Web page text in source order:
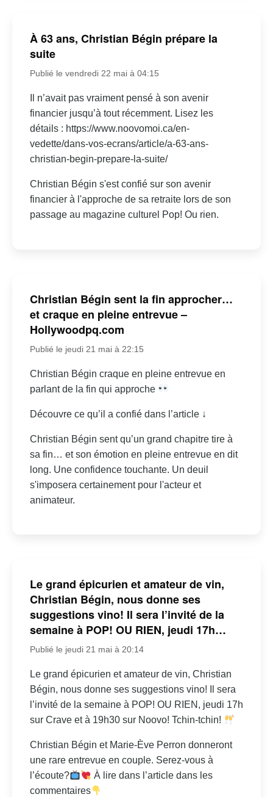
À 63 ans, Christian Bégin prépare la
suite
Publié le vendredi 22 mai à 04:15
Il n’avait pas vraiment pensé à son avenir
financier jusqu’à tout récemment. Lisez les
détails : https://www.noovomoi.ca/en-
vedette/dans-vos-ecrans/article/a-63-ans-
christian-begin-prepare-la-suite/
Christian Bégin s'est confié sur son avenir
financier à l'approche de sa retraite lors de son
passage au magazine culturel Pop! Ou rien.
Christian Bégin sent la fin approcher…
et craque en pleine entrevue –
Hollywoodpq.com
Publié le jeudi 21 mai à 22:15
Christian Bégin craque en pleine entrevue en
parlant de la fin qui approche
Découvre ce qu’il a confié dans l’article ↓
Christian Bégin sent qu’un grand chapitre tire à
sa fin… et son émotion en pleine entrevue en dit
long. Une confidence touchante. Un deuil
s'imposera certainement pour l'acteur et
animateur.
Le grand épicurien et amateur de vin,
Christian Bégin, nous donne ses
suggestions vino! Il sera l’invité de la
semaine à POP! OU RIEN, jeudi 17h…
Publié le jeudi 21 mai à 20:14
Le grand épicurien et amateur de vin, Christian
Bégin, nous donne ses suggestions vino! Il sera
l’invité de la semaine à POP! OU RIEN, jeudi 17h
sur Crave et à 19h30 sur Noovo! Tchin-tchin!
Christian Bégin et Marie-Ève Perron donneront
une rare entrevue en couple. Serez-vous à
l’écoute?
À lire dans l’article dans les
commentaires